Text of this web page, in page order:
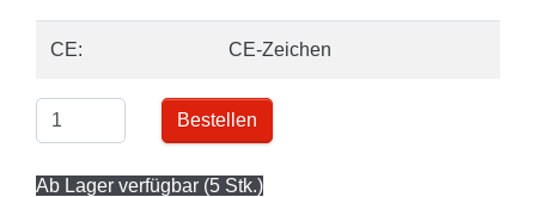
CE: CE-Zeichen
Bestellen
Ab Lager verfügbar (5 Stk.)